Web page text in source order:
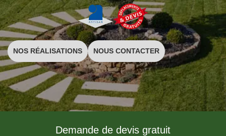
NOS RÉALISATIONS NOUS CONTACTER
Demande de devis gratuit